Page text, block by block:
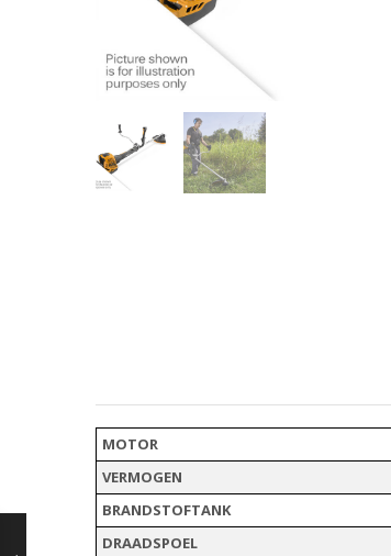
MOTOR
VERMOGEN
BRANDSTOFTANK
DRAADSPOEL